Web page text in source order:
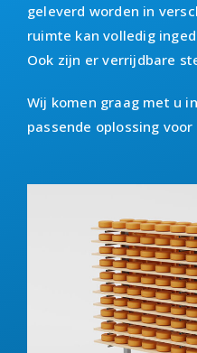
geleverd worden in
ruimte kan volledig
Ook zijn er verrijdbare
Wij komen graag met u
passende oplossing voor